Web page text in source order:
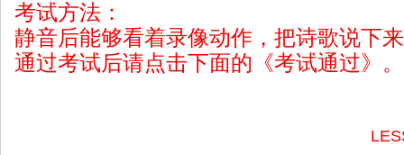
考试方法：
静音后能够看着录像动作，把诗歌说下
通过考试后请点击下面的《考试通过》。